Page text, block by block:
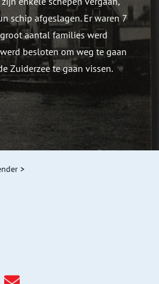
schip afgeslagen. Er waren 7
aantal families werd
besloten om weg te gaan
Zuiderzee te gaan vissen.
>